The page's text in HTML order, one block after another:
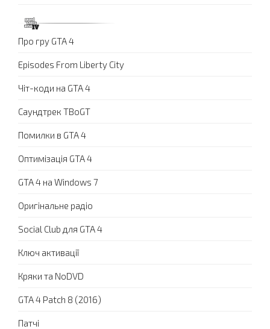
Про гру GTA 4
Episodes From Liberty City
Чіт-коди на GTA 4
Саундтрек TBoGT
Помилки в GTA 4
Оптимізація GTA 4
GTA 4 на Windows 7
Оригінальне радіо
Social Club для GTA 4
Ключ активації
Кряки та NoDVD
GTA 4 Patch 8 (2016)
Патчі